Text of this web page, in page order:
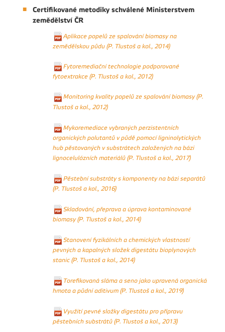
Certifikované metodiky schválené Ministerstvem
zemědělství ČR
Aplikace popelů ze spalování biomasy na
zemědělskou půdu (P. Tlustoš a kol., 2014)
Fytoremediační technologie podporované
fytoextrakce (P. Tlustoš a kol., 2012)
Monitoring kvality popelů ze spalování biomasy (P.
Tlustoš a kol., 2012)
Mykoremediace vybraných perzistentních
organických polutantů v půdě pomocí ligninolytických
hub pěstovaných v substrátech založených na bázi
lignocelulózních materiálů (P. Tlustoš a kol., 2017)
Pěstební substráty s komponenty na bázi separátů
(P. Tlustoš a kol., 2016)
Skladování, přeprava a úprava kontaminované
biomasy (P. Tlustoš a kol., 2014)
Stanovení fyzikálních a chemických vlastností
pevných a kapalných složek digestátu bioplynových
stanic (P. Tlustoš a kol., 2014)
Torefikovaná sláma a seno jako upravená organická
hmota a půdní aditivum (P. Tlustoš a kol., 2019)
Využití pevné složky digestátu pro přípravu
pěstebních substrátů (P. Tlustoš a kol., 2013)